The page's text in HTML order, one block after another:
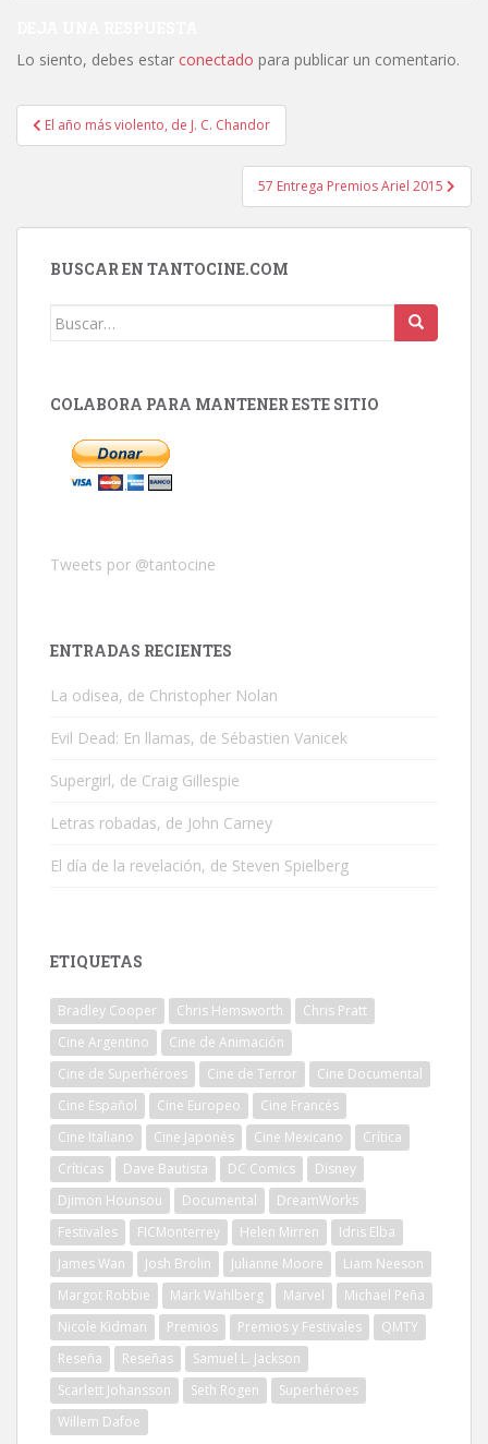
Lo siento, debes estar conectado para publicar un comentario.
Navegación
de
El año más violento, de J. C. Chandor
57 Entrega Premios Ariel 2015
BUSCAR EN TANTOCINE.COM
Buscar:
COLABORA PARA MANTENER ESTE SITIO
Tweets por @tantocine
ENTRADAS RECIENTES
La odisea, de Christopher Nolan
Evil Dead: En llamas, de Sébastien Vanicek
Supergirl, de Craig Gillespie
Letras robadas, de John Carney
El día de la revelación, de Steven Spielberg
ETIQUETAS
Bradley Cooper Chris Hemsworth
Chris Pratt
Cine Argentino
Cine de Animación
Cine de Superhéroes
Cine de Terror
Cine Documental
Cine Español
Cine Europeo
Cine Francés
Cine Italiano
Cine Japonés Cine Mexicano
Crítica
Críticas
Dave Bautista DC Comics
Disney
Djimon Hounsou
Documental
DreamWorks
Festivales
FICMonterrey Helen Mirren
Idris Elba
James Wan
Josh Brolin Julianne Moore
Liam Neeson
Margot Robbie
Mark Wahlberg Marvel
Michael Peña
Nicole Kidman
Premios Premios y Festivales
QMTY
Reseña
Reseñas
Samuel L. Jackson
Scarlett Johansson
Seth Rogen
Superhéroes
Willem Dafoe